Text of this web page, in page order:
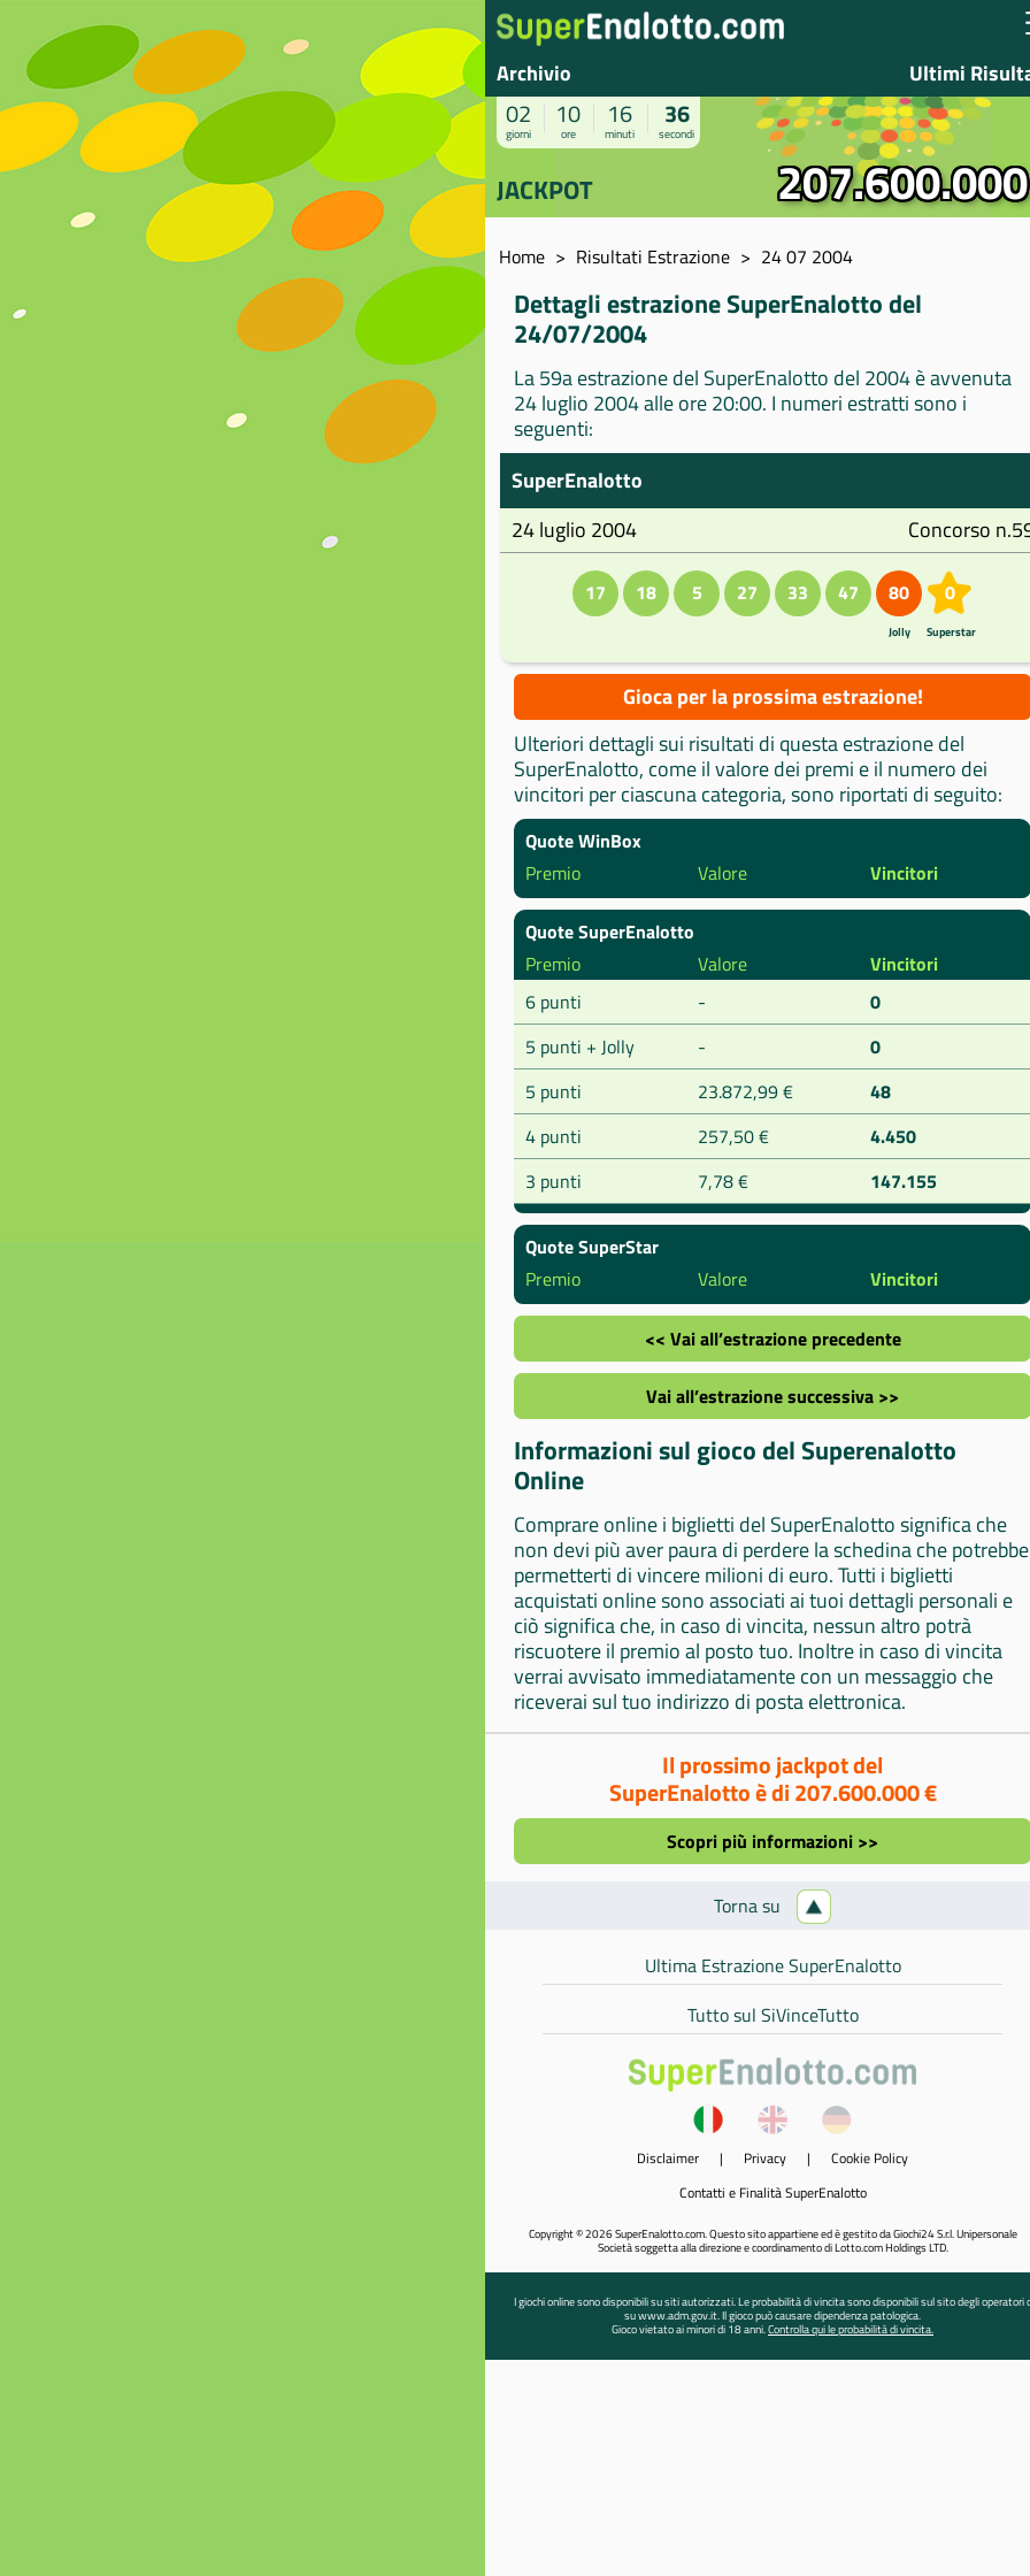
Archivio Ultimi
02
giorni
10
ore
16
minuti
36
secondi
JACKPOT 207.600.000
Home Risultati Estrazione 24 07 2004
Dettagli estrazione SuperEnalotto del
24/07/2004
La 59a estrazione del SuperEnalotto del 2004 è avvenuta
24 luglio 2004 alle ore 20:00. I numeri estratti sono i
seguenti:
SuperEnalotto
24 luglio 2004
Concorso
17 18 5 27 33 47 80
Jolly
0
Superstar
Gioca per la prossima estrazione!
Ulteriori dettagli sui risultati di questa estrazione del
SuperEnalotto, come il valore dei premi e il numero dei
vincitori per ciascuna categoria, sono riportati di seguito:
Quote WinBox
Premio
Valore Vincitori
Quote SuperEnalotto
Premio
Valore
Vincitori
6 punti
-
0
5 punti + Jolly
-
0
5 punti
23.872,99 €
48
4 punti
257,50 €
4.450
3 punti
7,78 € 147.155
Quote SuperStar
Premio
Valore Vincitori
<< Vai all’estrazione precedente
Vai all’estrazione successiva >>
Informazioni sul gioco del Superenalotto
Online
Comprare online i biglietti del SuperEnalotto significa che
non devi più aver paura di perdere la schedina che potrebbe
permetterti di vincere milioni di euro. Tutti i biglietti
acquistati online sono associati ai tuoi dettagli personali e
ciò significa che, in caso di vincita, nessun altro potrà
riscuotere il premio al posto tuo. Inoltre in caso di vincita
verrai avvisato immediatamente con un messaggio che
riceverai sul tuo indirizzo di posta elettronica.
Il prossimo jackpot del
SuperEnalotto è di 207.600.000 €
Scopri più informazioni >>
Torna su
Ultima Estrazione SuperEnalotto
Tutto sul SiVinceTutto
Disclaimer | Privacy | Cookie Policy
Contatti e Finalità SuperEnalotto
Copyright © 2026 SuperEnalotto.com. Questo sito appartiene ed è gestito da Giochi24 S.r.l. Unipersonale
Società soggetta alla direzione e coordinamento di Lotto.com Holdings LTD.
I giochi online sono disponibili su siti autorizzati. Le probabilità di vincita sono disponibili sul sito degli operatori
su www.adm.gov.it. Il gioco può causare dipendenza patologica.
Gioco vietato ai minori di 18 anni.Controlla qui le probabilità di vincita.